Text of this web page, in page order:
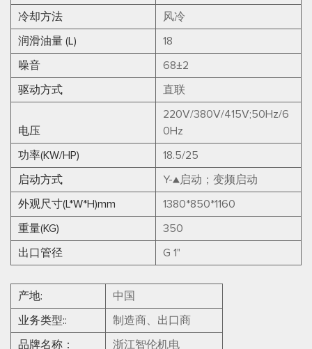
冷却方法 风冷
润滑油量 (L) 18
噪音 68±2
驱动方式 直联
电压
220V/380V/415V;50Hz/6
0Hz
功率(KW/HP) 18.5/25
启动方式 Y-▲启动；变频启动
外观尺寸(L*W*H)mm 1380*850*1160
重量(KG) 350
出口管径 G 1"
产地: 中国
业务类型:: 制造商、出口商
品牌名称： 浙江智伦机电